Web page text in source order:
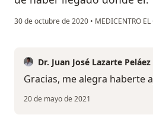
30 de octubre de 2020 • MEDICENTRO EL
Dr. Juan José Lazarte Peláez
Gracias, me alegra haberte
20 de mayo de 2021